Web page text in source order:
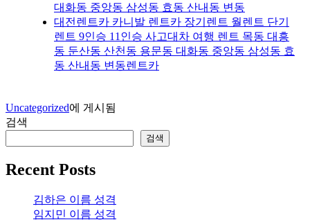
대화동 중앙동 삼성동 효동 산내동 변동
대전렌트카 카니발 렌트카 장기렌트 월렌트 단기
렌트 9인승 11인승 사고대차 여행 렌트 목동 대흥
동 둔산동 산천동 용문동 대화동 중앙동 삼성동 효
동 산내동 변동렌트카
Uncategorized에 게시됨
검색
검색
Recent Posts
김하은 이름 성격
임지민 이름 성격